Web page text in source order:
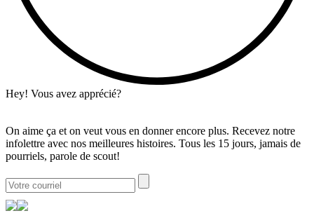
Hey! Vous avez apprécié?
On aime ça et on veut vous en donner encore plus. Recevez notre
infolettre avec nos meilleures histoires. Tous les 15 jours, jamais de
pourriels, parole de scout!